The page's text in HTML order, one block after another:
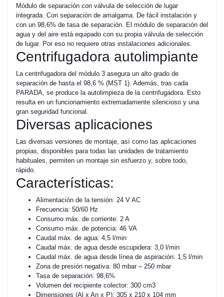
Módulo de separación con válvula de selección de lugar
integrada. Con separación de amalgama. De fácil instalación y
con un 98,6% de tasa de separación. El módulo de separación del
agua y del aire está equipado con su propia válvula de selección
de lugar. Por eso no requiere otras instalaciones adicionales.
Centrifugadora autolimpiante
La centrifugadora del módulo 3 asegura un alto grado de
separación de hasta el 98,6 % (MST 1). Además, tras cada
PARADA, se produce la autolimpieza de la centrifugadora. Esto
resulta en un funcionamiento extremadamente silencioso y una
gran seguridad funcional.
Diversas aplicaciones
Las diversas versiones de montaje, así como las aplicaciones
propias, disponibles para todas las unidades de tratamiento
habituales, permiten un montaje sin esfuerzo y, sobre todo,
rápido.
Características:
Alimentación de la tensión: 24 V AC
Frecuencia: 50/60 Hz
Consumo máx. de corriente: 2 A
Consumo máx. de potencia: 46 VA
Caudal máx. de agua: 4,5 l/min
Caudal máx. de agua desde escupidera: 3,0 l/min
Caudal máx. de agua desde línea de aspiración: 1,5 l/min
Zona de presión negativa: 80 mbar – 250 mbar
Tasa de separación: 98,6%
Volumen del recipiente colector: 300 cm3
Dimensiones (Al x An x P): 305 x 210 x 104 mm